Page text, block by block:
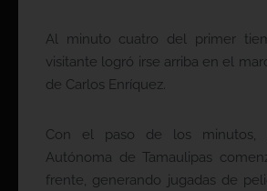
Al minuto cuatro del primer
visitante logró irse arriba en el
de Carlos Enríquez.
Con el paso de los minutos,
Autónoma de Tamaulipas
frente, generando jugadas de